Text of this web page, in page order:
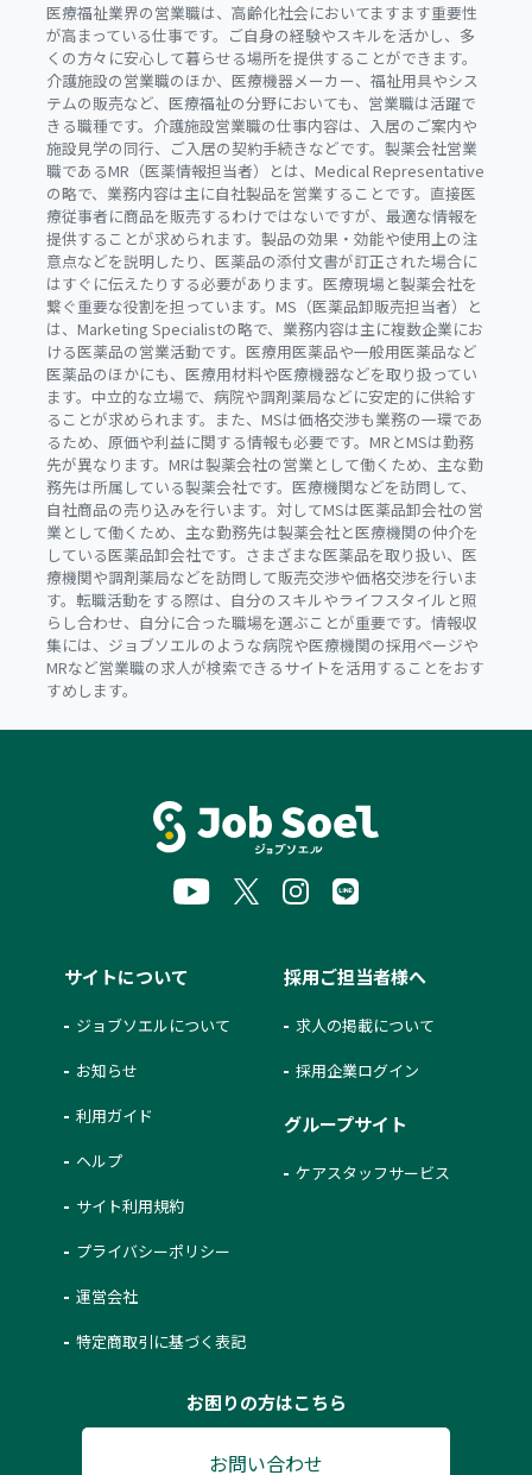
医療福祉業界の営業職は、高齢化社会においてますます重要性
が高まっている仕事です。ご自身の経験やスキルを活かし、多
くの方々に安心して暮らせる場所を提供することができます。
介護施設の営業職のほか、医療機器メーカー、福祉用具やシス
テムの販売など、医療福祉の分野においても、営業職は活躍で
きる職種です。介護施設営業職の仕事内容は、入居のご案内や
施設見学の同行、ご入居の契約手続きなどです。製薬会社営業
職であるMR（医薬情報担当者）とは、Medical Representative
の略で、業務内容は主に自社製品を営業することです。直接医
療従事者に商品を販売するわけではないですが、最適な情報を
提供することが求められます。製品の効果・効能や使用上の注
意点などを説明したり、医薬品の添付文書が訂正された場合に
はすぐに伝えたりする必要があります。医療現場と製薬会社を
繋ぐ重要な役割を担っています。MS（医薬品卸販売担当者）と
は、Marketing Specialistの略で、業務内容は主に複数企業にお
ける医薬品の営業活動です。医療用医薬品や一般用医薬品など
医薬品のほかにも、医療用材料や医療機器などを取り扱ってい
ます。中立的な立場で、病院や調剤薬局などに安定的に供給す
ることが求められます。また、MSは価格交渉も業務の一環であ
るため、原価や利益に関する情報も必要です。MRとMSは勤務
先が異なります。MRは製薬会社の営業として働くため、主な勤
務先は所属している製薬会社です。医療機関などを訪問して、
自社商品の売り込みを行います。対してMSは医薬品卸会社の営
業として働くため、主な勤務先は製薬会社と医療機関の仲介を
している医薬品卸会社です。さまざまな医薬品を取り扱い、医
療機関や調剤薬局などを訪問して販売交渉や価格交渉を行いま
す。転職活動をする際は、自分のスキルやライフスタイルと照
らし合わせ、自分に合った職場を選ぶことが重要です。情報収
集には、ジョブソエルのような病院や医療機関の採用ページや
MRなど営業職の求人が検索できるサイトを活用することをおす
すめします。
サイトについて
ジョブソエルについて
お知らせ
利用ガイド
ヘルプ
サイト利用規約
プライバシーポリシー
運営会社
特定商取引に基づく表記
採用ご担当者様へ
求人の掲載について
採用企業ログイン
グループサイト
ケアスタッフサービス
お困りの方はこちら
お問い合わせ